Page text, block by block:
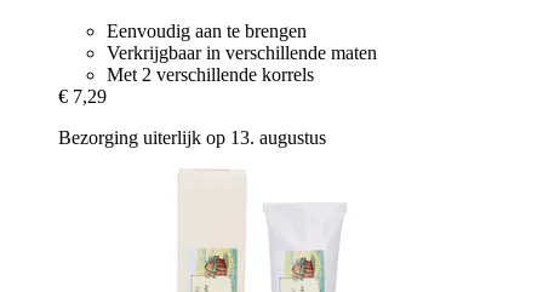
Eenvoudig aan te brengen
Verkrijgbaar in verschillende maten
Met 2 verschillende korrels
€ 7,29
Bezorging uiterlijk op 13. augustus